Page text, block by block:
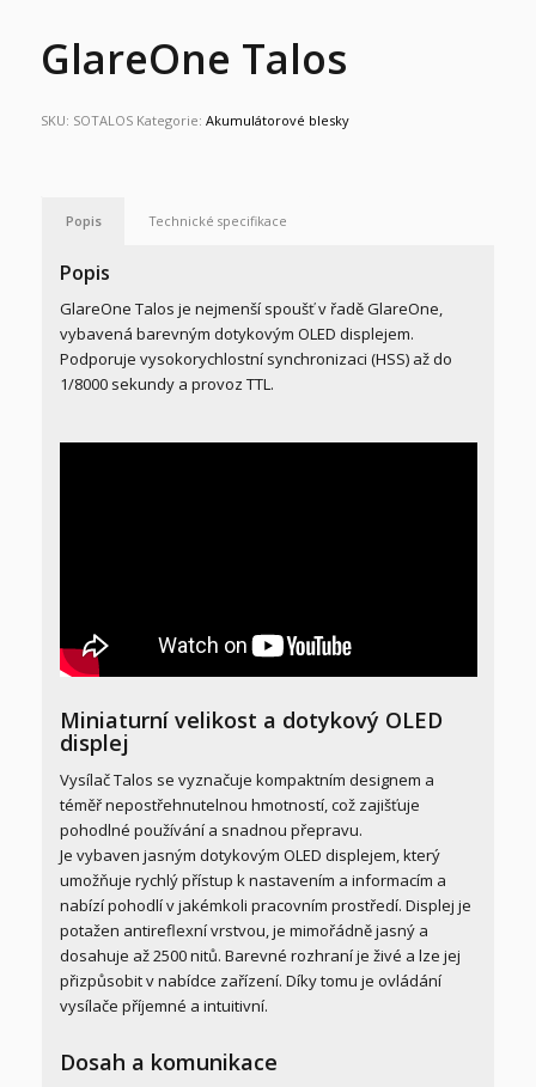
GlareOne Talos
SKU: SOTALOS Kategorie: Akumulátorové blesky
Popis Technické specifikace
Popis
GlareOne Talos je nejmenší spoušť v řadě GlareOne,
vybavená barevným dotykovým OLED displejem.
Podporuje vysokorychlostní synchronizaci (HSS) až do
1/8000 sekundy a provoz TTL.
Miniaturní velikost a dotykový OLED
displej
Vysílač Talos se vyznačuje kompaktním designem a
téměř nepostřehnutelnou hmotností, což zajišťuje
pohodlné používání a snadnou přepravu.
Je vybaven jasným dotykovým OLED displejem, který
umožňuje rychlý přístup k nastavením a informacím a
nabízí pohodlí v jakémkoli pracovním prostředí. Displej je
potažen antireflexní vrstvou, je mimořádně jasný a
dosahuje až 2500 nitů. Barevné rozhraní je živé a lze jej
přizpůsobit v nabídce zařízení. Díky tomu je ovládání
vysílače příjemné a intuitivní.
Dosah a komunikace